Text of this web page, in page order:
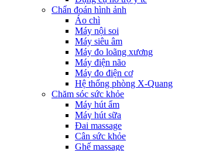
Chẩn đoán hình ảnh
Áo chì
Máy nội soi
Máy siêu âm
Máy đo loãng xương
Máy điện não
Máy đo điện cơ
Hệ thống phòng X-Quang
Chăm sóc sức khỏe
Máy hút ẩm
Máy hút sữa
Đai massage
Cân sức khỏe
Ghế massage